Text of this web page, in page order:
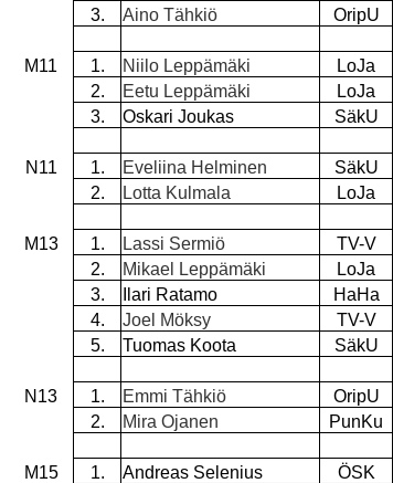
3.
Aino Tähkiö OripU
M11 1. Niilo Leppämäki LoJa
2.
Eetu Leppämäki LoJa
3.
Oskari Joukas SäkU
N11 1. Eveliina Helminen SäkU
2.
Lotta Kulmala LoJa
M13 1. Lassi Sermiö TV-V
2.
Mikael Leppämäki LoJa
3.
Ilari Ratamo HaHa
4.
Joel Möksy TV-V
5.
Tuomas Koota SäkU
N13 1. Emmi Tähkiö OripU
2.
Mira Ojanen PunKu
M15 1. Andreas Selenius ÖSK